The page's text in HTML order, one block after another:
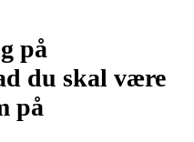
på
du skal være
på